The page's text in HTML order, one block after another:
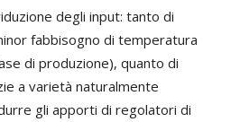
degli input: tanto di
fabbisogno di temperatura
di produzione), quanto di
a varietà naturalmente
gli apporti di regolatori di